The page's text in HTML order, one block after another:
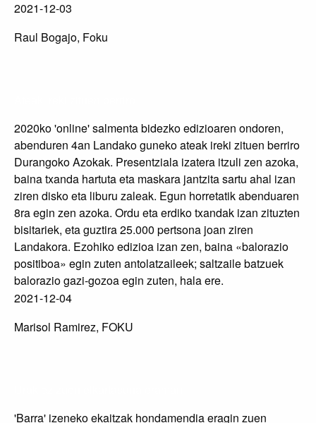
2021-12-03
Raul Bogajo, Foku
2020ko 'online' salmenta bidezko edizioaren ondoren,
abenduren 4an Landako guneko ateak ireki zituen berriro
Durangoko Azokak. Presentziala izatera itzuli zen azoka,
baina txanda hartuta eta maskara jantzita sartu ahal izan
ziren disko eta liburu zaleak. Egun horretatik abenduaren
8ra egin zen azoka. Ordu eta erdiko txandak izan zituzten
bisitariek, eta guztira 25.000 pertsona joan ziren
Landakora. Ezohiko edizioa izan zen, baina «balorazio
positiboa» egin zuten antolatzaileek; saltzaile batzuek
balorazio gazi-gozoa egin zuten, hala ere.
2021-12-04
Marisol Ramirez, FOKU
'Barra' izeneko ekaitzak hondamendia eragin zuen